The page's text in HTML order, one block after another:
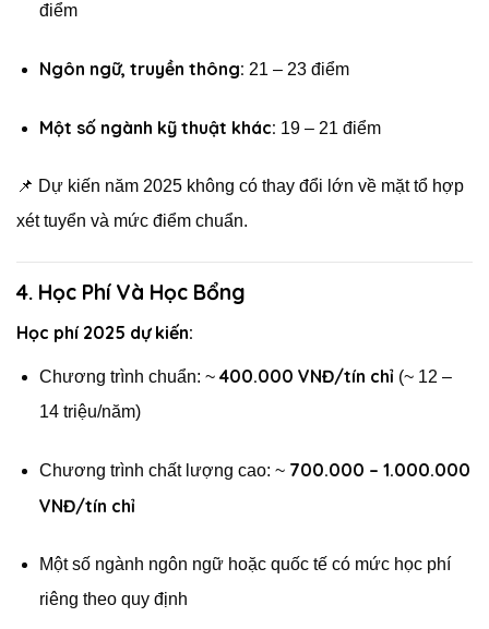
điểm
Ngôn ngữ, truyền thông: 21 – 23 điểm
Một số ngành kỹ thuật khác: 19 – 21 điểm
📌 Dự kiến năm 2025 không có thay đổi lớn về mặt tổ hợp
xét tuyển và mức điểm chuẩn.
4. Học Phí Và Học Bổng
Học phí 2025 dự kiến:
Chương trình chuẩn: ~ 400.000 VNĐ/tín chỉ(~ 12 –
14 triệu/năm)
Chương trình chất lượng cao: ~ 700.000 – 1.000.000
VNĐ/tín chỉ
Một số ngành ngôn ngữ hoặc quốc tế có mức học phí
riêng theo quy định